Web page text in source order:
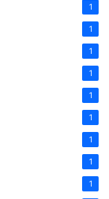
1
1
1
1
1
1
1
1
1